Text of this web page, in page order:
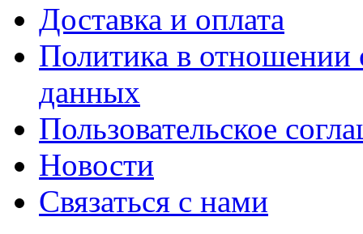
Доставка и оплата
Политика в отношении
данных
Пользовательское
Новости
Связаться с нами